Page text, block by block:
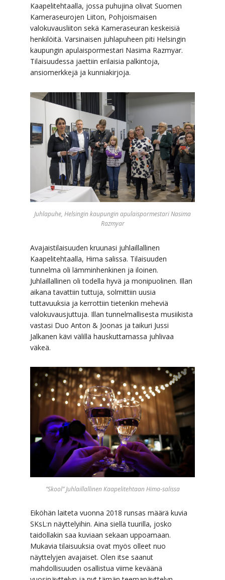
Kaapelitehtaalla, jossa puhujina olivat Suomen
Kameraseurojen Liiton, Pohjoismaisen
valokuvausliiton sekä Kameraseuran keskeisiä
henkilöitä. Varsinaisen juhlapuheen piti Helsingin
kaupungin apulaispormestari Nasima Razmyar.
Tilaisuudessa jaettiin erilaisia palkintoja,
ansiomerkkejä ja kunniakirjoja.
Juhlapuhe, Helsingin kaupungin apulaispormestari Nasima
Razmyar
Avajaistilaisuuden kruunasi juhlaillallinen
Kaapelitehtaalla, Hima salissa. Tilaisuuden
tunnelma oli lämminhenkinen ja iloinen.
Juhlaillallinen oli todella hyvä ja monipuolinen. Illan
aikana tavattiin tuttuja, solmittiin uusia
tuttavuuksia ja kerrottiin tietenkin meheviä
valokuvausjuttuja. Illan tunnelmallisesta musiikista
vastasi Duo Anton & Joonas ja taikuri Jussi
Jalkanen kävi välillä hauskuttamassa juhlivaa
väkeä.
”Skool” Juhlaillallinen Kaapelitehtaan Hima-salissa
Eiköhän laiteta vuonna 2018 runsas määrä kuvia
SKsL:n näyttelyihin. Aina siellä tuurilla, josko
taidollakin saa kuviaan sekaan uppoamaan.
Mukavia tilaisuuksia ovat myös olleet nuo
näyttelyjen avajaiset. Olen itse saanut
mahdollisuuden osallistua viime keväänä